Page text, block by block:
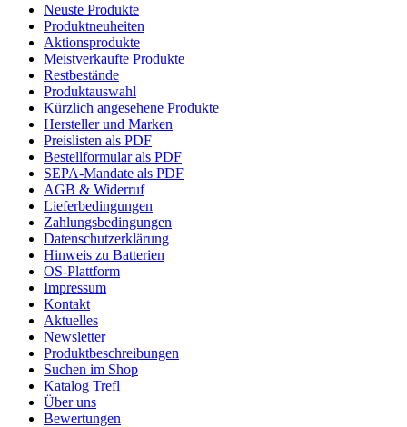
Neuste Produkte
Produktneuheiten
Aktionsprodukte
Meistverkaufte Produkte
Restbestände
Produktauswahl
Kürzlich angesehene Produkte
Hersteller und Marken
Preislisten als PDF
Bestellformular als PDF
SEPA-Mandate als PDF
AGB & Widerruf
Lieferbedingungen
Zahlungsbedingungen
Datenschutzerklärung
Hinweis zu Batterien
OS-Plattform
Impressum
Kontakt
Aktuelles
Newsletter
Produktbeschreibungen
Suchen im Shop
Katalog Trefl
Über uns
Bewertungen